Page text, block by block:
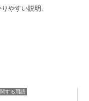
やすい説明。
する用語